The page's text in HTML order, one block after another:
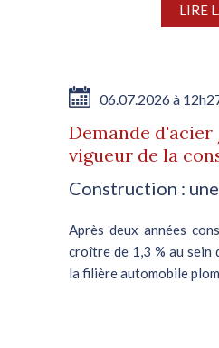
LIRE
06.07.2026 à
Demande
vigueur de la
Construction :
Après deux années
croître de 1,3 % au sein
la filière automobile